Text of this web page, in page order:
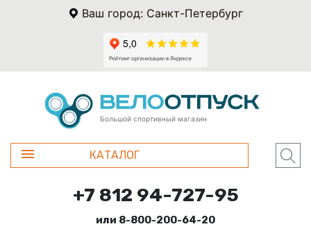
Ваш город: Санкт-Петербург
Большой спортивный магазин
КАТАЛОГ
+7 812 94-727-95
или 8-800-200-64-20